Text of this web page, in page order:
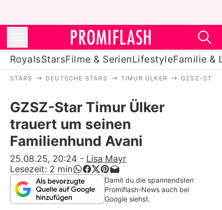
RoyalsStarsFilme & SerienLifestyleFamilie &
Stars
Filme & Serien
Lifestyle
Familie & Liebe
Promiflash Exklusiv
STARS DEUTSCHE STARS TIMUR ÜLKER GZSZ-STAR
GZSZ-Star Timur Ülker
trauert um seinen
Familienhund Avani
25.08.25, 20:24 - Lisa Mayr
Lesezeit: 2 min
Damit du die spannendsten
Promiflash-News auch bei
Google siehst.